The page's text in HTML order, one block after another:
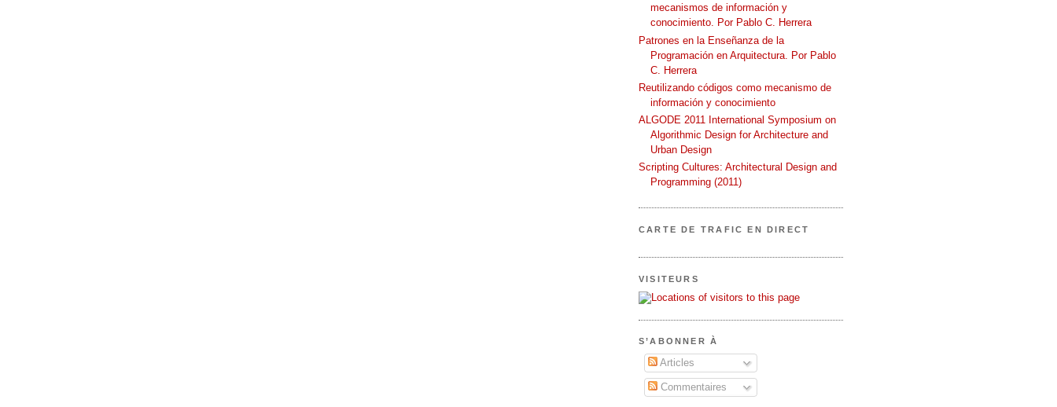
mecanismos de información y
conocimiento. Por Pablo C. Herrera
Patrones en la Enseñanza de la
Programación en Arquitectura. Por Pablo
C. Herrera
Reutilizando códigos como mecanismo de
información y conocimiento
ALGODE 2011 International Symposium on
Algorithmic Design for Architecture and
Urban Design
Scripting Cultures: Architectural Design and
Programming (2011)
CARTE DE TRAFIC EN DIRECT
VISITEURS
S’ABONNER À
Articles
Commentaires